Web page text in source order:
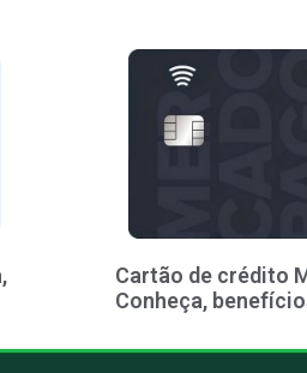
Cartão de crédito
Conheça,